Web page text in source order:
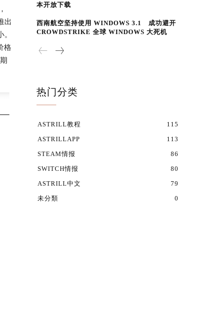
出
格
本开放下载
西南航空坚持使用 WINDOWS 3.1 成功避开
CROWDSTRIKE 全球 WINDOWS 大死机
热门分类
ASTRILL教程
115
ASTRILLAPP
113
STEAM情报
86
SWITCH情报
80
ASTRILL中文
79
未分類
0